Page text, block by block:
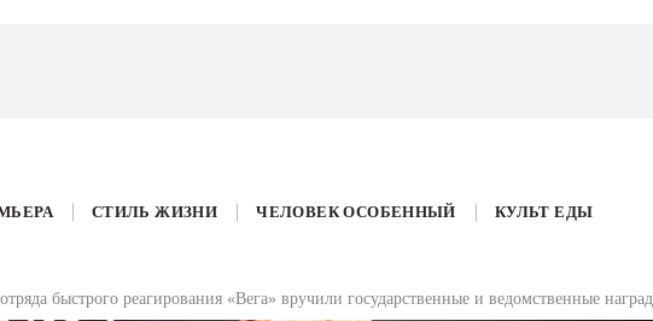
СТИЛЬ ЖИЗНИ ЧЕЛОВЕК ОСОБЕННЫЙ КУЛЬТ ЕДЫ
быстрого реагирования «Вега» вручили государственные и ведомственные